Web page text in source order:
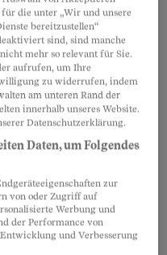
die unter „Wir und unsere
bereitzustellen“
sind, sind manche
mehr so relevant für Sie.
aufrufen, um Ihre
zu widerrufen, indem
am unteren Rand der
innerhalb unseres Website.
Datenschutzerklärung.
Daten, um Folgendes
zur
von oder Zugriff auf
Werbung und
der Performance von
und Verbesserung